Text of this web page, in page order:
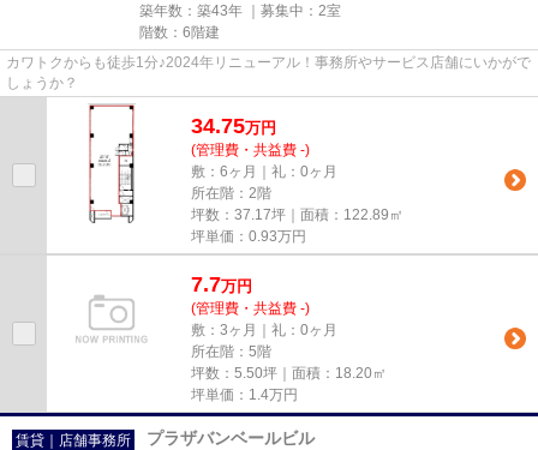
築年数：築43年 ｜募集中： 2室
階数：6階建
カワトクからも徒歩1分♪2024年リニューアル！事務所やサービス店舗にいかがで
しょうか？
34.75万円
(管理費・共益費 -)
敷：6ヶ月｜礼：0ヶ月
所在階：2階
坪数：37.17坪｜面積：122.89㎡
坪単価： 0.93万円
7.7万円
(管理費・共益費 -)
敷：3ヶ月｜礼：0ヶ月
所在階：5階
坪数：5.50坪｜面積：18.20㎡
坪単価： 1.4万円
賃貸｜店舗事務所 プラザバンベールビル